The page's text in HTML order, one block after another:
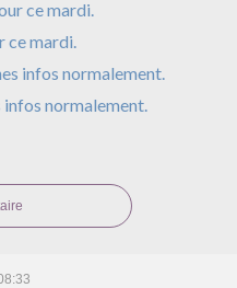
ce mardi.
infos normalement.